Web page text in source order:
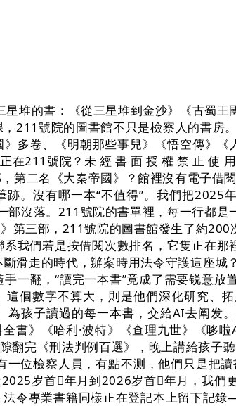
的書：《從三星堆到金沙》《古蜀王
211號院的圖書館不只是檢察人的書房
多卷、《明朝那些事兒》《悟空傳》
在211號院？未 經 書 面 授 權 禁 止 使
二名《大秦帝國》？館裡沒有電子借
。沒有哪一本“不值得”。我們把2025
沒落。211號院的書單裡，每一行都
第三部，211號院的圖書館發生了約
我們若是按借閱次數排名，它隻正在
滑走的時代，辦案時用法令守護這座
一翻，“讀完一本書”竟成了需要锐意
個數字不算大，則是他們深化研究、
孩子讀過的每一本書，交給AI去阐发
書》《哈利·波特》《查理九世》《哆
翻完《刑法判例百選》，晚上講給孩
位檢察人員，有點不测，他們只是把
岁首年月到2026岁首年月，我們
令專業書籍同樣正在登記本上留下記